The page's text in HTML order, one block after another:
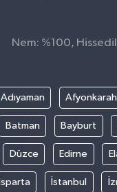
Nem: %100,
Adıyaman
Batman Bayburt
Düzce Edirne
Isparta İstanbul